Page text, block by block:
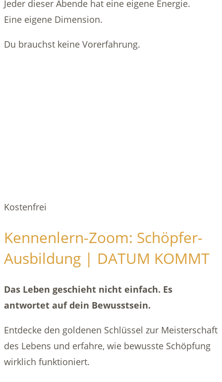
Jeder dieser Abende hat eine eigene Energie.
Eine eigene Dimension.
Du brauchst keine Vorerfahrung.
Kostenfrei
Kennenlern-Zoom: Schöpfer-
Ausbildung | DATUM KOMMT
Das Leben geschieht nicht einfach. Es
antwortet auf dein Bewusstsein.
Entdecke den goldenen Schlüssel zur Meisterschaft
des Lebens und erfahre, wie bewusste Schöpfung
wirklich funktioniert.